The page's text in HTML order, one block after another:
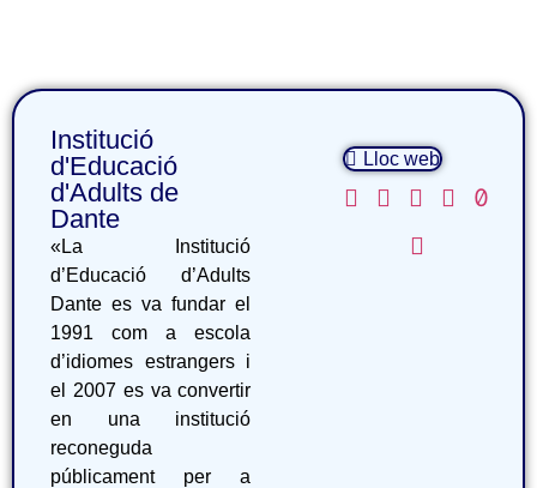
Institució
d'Educació
d'Adults de
Dante
«La Institució
d’Educació d’Adults
Dante es va fundar el
1991 com a escola
d’idiomes estrangers i
el 2007 es va convertir
en una institució
reconeguda
públicament per a
Lloc web